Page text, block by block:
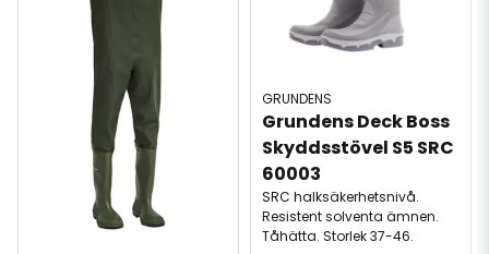
GRUNDENS
Grundens Deck Boss
Skyddsstövel S5 SRC
60003
SRC halksäkerhetsnivå.
Resistent solventa ämnen.
Tåhätta. Storlek 37-46.